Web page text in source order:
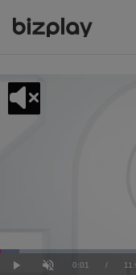
Play UnmuteCurrent
0:01 /
Loaded:
5.45%